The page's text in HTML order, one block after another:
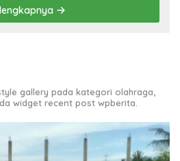
gallery pada kategori olahraga,
widget recent post wpberita.